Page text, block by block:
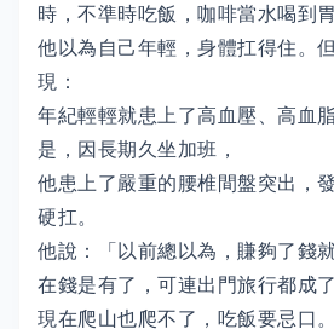
時，不準時吃飯，咖啡當水喝到胃
他以為自己年輕，身體扛得住。
現：
年紀輕輕就患上了高血壓、高血
是，因長期久坐加班，
他患上了嚴重的腰椎間盤突出，
硬扛。
他說：「以前總以為，賺夠了錢
在錢是有了，可連出門旅行都成
現在爬山也爬不了，吃飯要忌口